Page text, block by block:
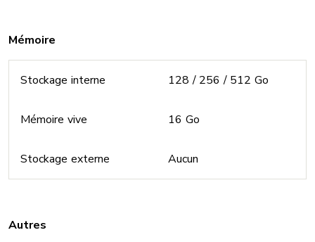
Mémoire
Stockage interne 128 / 256 / 512 Go
Mémoire vive 16 Go
Stockage externe Aucun
Autres